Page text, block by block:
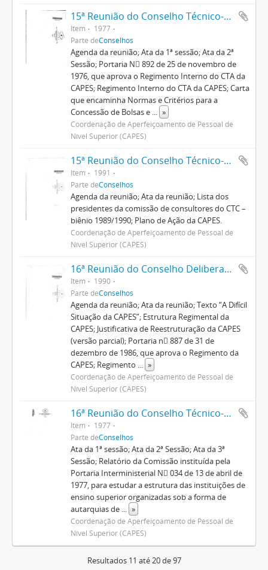
15ª Reunião do Conselho Técnico-Administrativo
Item
1977
Parte deConselhos
Agenda da reunião; Ata da 1ª sessão; Ata da 2ª
Sessão; Portaria N 892 de 25 de novembro de
1976, que aprova o Regimento Interno do CTA da
CAPES; Regimento Interno do CTA da CAPES; Carta
que encaminha Normas e Critérios para a
Concessão de Bolsas e ... »
Coordenação de Aperfeiçoamento de Pessoal de
Nível Superior (CAPES)
15ª Reunião do Conselho Técnico-Científico
Item
1991
Parte deConselhos
Agenda da reunião; Ata da reunião; Lista dos
presidentes da comissão de consultores do CTC –
biênio 1989/1990; Plano de Ação da CAPES.
Coordenação de Aperfeiçoamento de Pessoal de
Nível Superior (CAPES)
16ª Reunião do Conselho Deliberativo
Item
1990
Parte deConselhos
Agenda da reunião; Ata da reunião; Texto “A Difícil
Situação da CAPES”; Estrutura Regimental da
CAPES; Justificativa de Reestruturação da CAPES
(versão parcial); Portaria n 887 de 31 de
dezembro de 1986, que aprova o Regimento da
CAPES; Regimento ... »
Coordenação de Aperfeiçoamento de Pessoal de
Nível Superior (CAPES)
16ª Reunião do Conselho Técnico-Administrativo
Item
1977
Parte deConselhos
Ata da 1ª sessão; Ata da 2ª Sessão; Ata da 3ª
Sessão; Relatório da Comissão instituída pela
Portaria Interministerial N 034 de 13 de abril de
1977, para estudar a estrutura das instituições de
ensino superior organizadas sob a forma de
autarquias de ... »
Coordenação de Aperfeiçoamento de Pessoal de
Nível Superior (CAPES)
Resultados 11 até 20 de 97